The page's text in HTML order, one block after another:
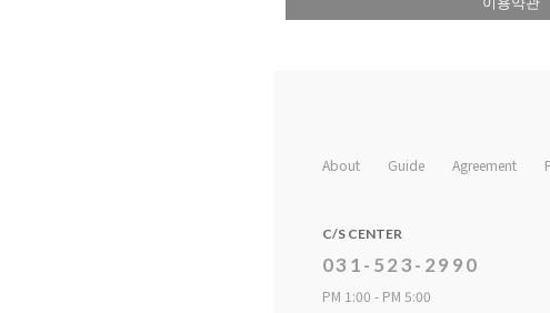
About Guide Agreement
C/S CENTER
031-523-2990
PM 1:00 - PM 5:00